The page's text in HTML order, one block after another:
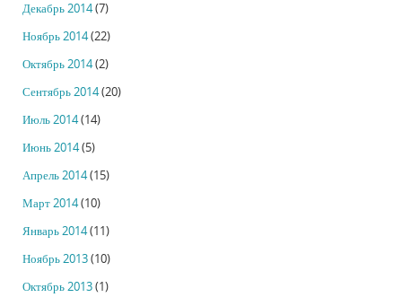
Декабрь 2014(7)
Ноябрь 2014(22)
Октябрь 2014(2)
Сентябрь 2014(20)
Июль 2014(14)
Июнь 2014(5)
Апрель 2014(15)
Март 2014(10)
Январь 2014(11)
Ноябрь 2013(10)
Октябрь 2013(1)